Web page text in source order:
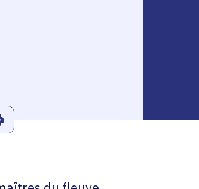
le presse-papier